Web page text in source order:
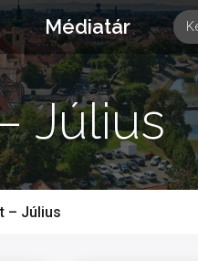
Médiatár
Július
– Július